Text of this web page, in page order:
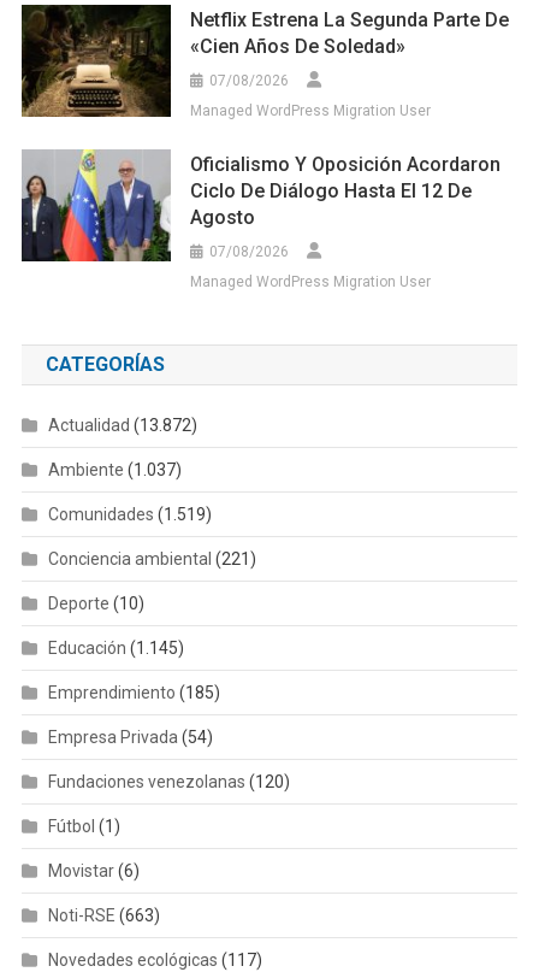
Netflix Estrena La Segunda Parte De
«Cien Años De Soledad»
07/08/2026
Managed WordPress Migration User
Oficialismo Y Oposición Acordaron
Ciclo De Diálogo Hasta El 12 De
Agosto
07/08/2026
Managed WordPress Migration User
CATEGORÍAS
Actualidad (13.872)
Ambiente (1.037)
Comunidades (1.519)
Conciencia ambiental (221)
Deporte (10)
Educación (1.145)
Emprendimiento (185)
Empresa Privada (54)
Fundaciones venezolanas (120)
Fútbol (1)
Movistar(6)
Noti-RSE (663)
Novedades ecológicas (117)